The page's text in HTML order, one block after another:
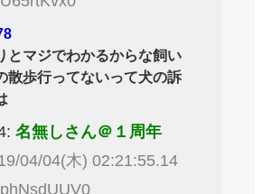
とマジでわかるからな飼い
散歩行ってないって犬の訴
名無しさん＠１周年
04/04(木) 02:21:55.14